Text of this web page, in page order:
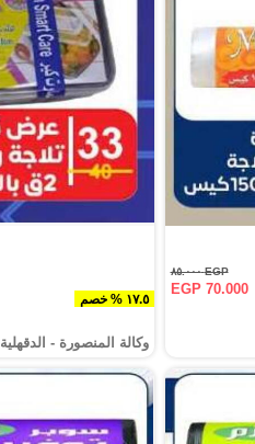
EGP ٨٥.٠٠٠
EGP 70.000
١٧.٥ % خصم
وكالة المنصورة - الدقهلية‎